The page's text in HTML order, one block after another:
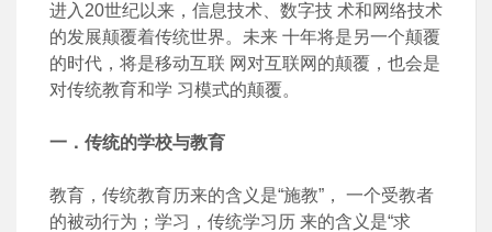
进入20世纪以来，信息技术、数字技 术和网络技术
的发展颠覆着传统世界。未来 十年将是另一个颠覆
的时代，将是移动互联 网对互联网的颠覆，也会是
对传统教育和学 习模式的颠覆。
一．传统的学校与教育
教育，传统教育历来的含义是“施教”， 一个受教者
的被动行为；学习，传统学习历 来的含义是“求